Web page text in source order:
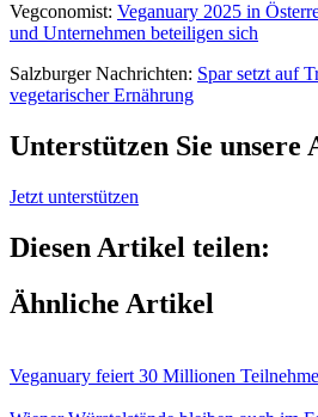
Vegconomist: Veganuary 2025 in
und Unternehmen beteiligen sich
Salzburger Nachrichten: Spar setzt auf
vegetarischer Ernährung
Unterstützen Sie unsere
Jetzt unterstützen
Diesen Artikel teilen:
Ähnliche Artikel
Veganuary feiert 30 Millionen